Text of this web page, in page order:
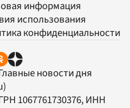
информация
использования
конфиденциальности
новости дня
1067761730376, ИНН